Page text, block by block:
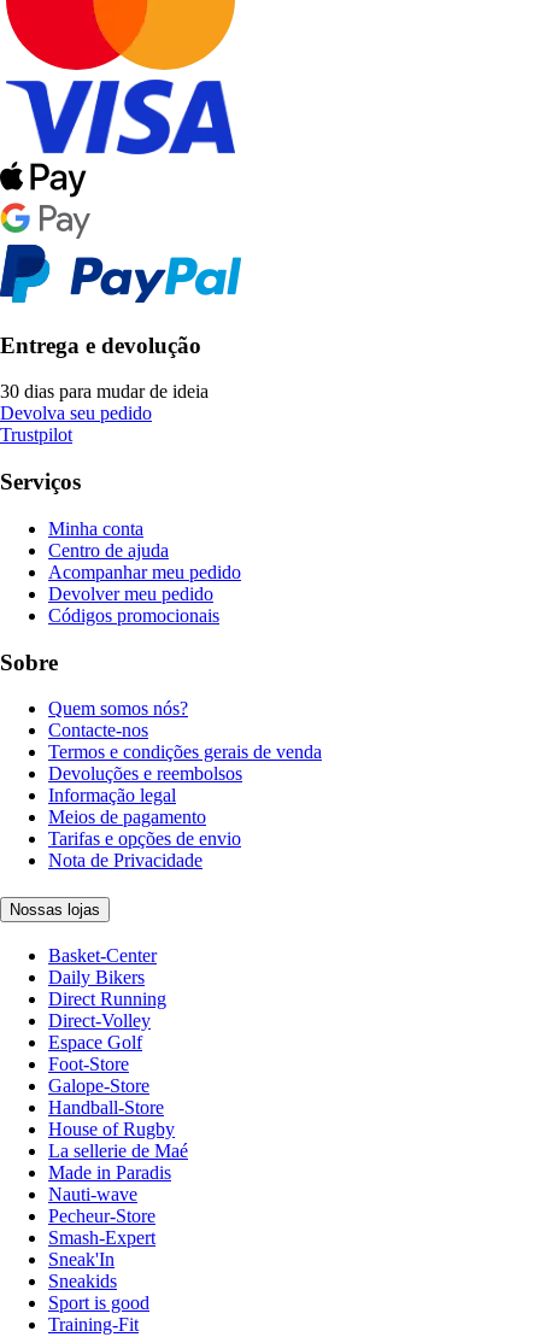
Entrega e devolução
30 dias para mudar de ideia
Devolva seu pedido
Trustpilot
Serviços
Minha conta
Centro de ajuda
Acompanhar meu pedido
Devolver meu pedido
Códigos promocionais
Sobre
Quem somos nós?
Contacte-nos
Termos e condições gerais de venda
Devoluções e reembolsos
Informação legal
Meios de pagamento
Tarifas e opções de envio
Nota de Privacidade
Nossas lojas
Basket-Center
Daily Bikers
Direct Running
Direct-Volley
Espace Golf
Foot-Store
Galope-Store
Handball-Store
House of Rugby
La sellerie de Maé
Made in Paradis
Nauti-wave
Pecheur-Store
Smash-Expert
Sneak'In
Sneakids
Sport is good
Training-Fit